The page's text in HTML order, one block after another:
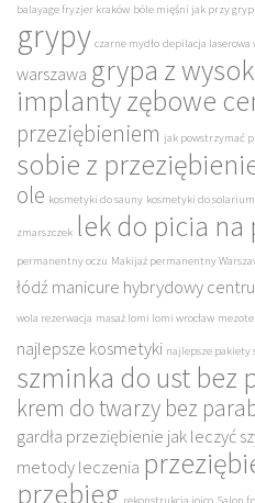
balayage fryzjer kraków bóle mięśni jak przy
grypy czarne mydło depilacja laserowa
warszawa grypa z
implanty zębowe
przeziębieniem jak powstrzymać
sobie z
ole kosmetyki do sauny kosmetyki do solarium
zmarszczek lek do picia na
permanentny oczu Makijaż permanentny
łódź manicure hybrydowy
wola rezerwacja masaż lomi lomi wrocław
najlepsze kosmetyki najlepsze pakiety
szminka do ust bez
krem do twarzy bez
gardła przeziębienie jak leczyć
metody leczenia
przebieg rekonstrukcja joico Salon